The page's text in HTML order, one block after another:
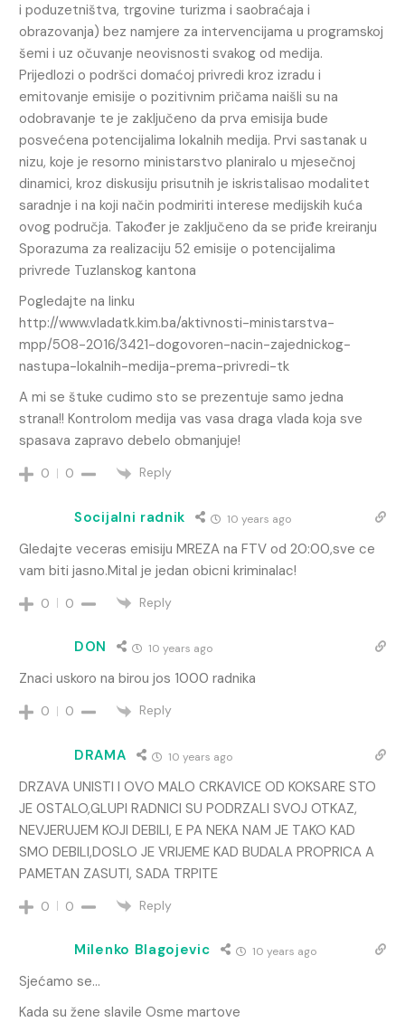
i poduzetništva, trgovine turizma i saobraćaja i
obrazovanja) bez namjere za intervencijama u programskoj
šemi i uz očuvanje neovisnosti svakog od medija.
Prijedlozi o podršci domaćoj privredi kroz izradu i
emitovanje emisije o pozitivnim pričama naišli su na
odobravanje te je zaključeno da prva emisija bude
posvećena potencijalima lokalnih medija. Prvi sastanak u
nizu, koje je resorno ministarstvo planiralo u mjesečnoj
dinamici, kroz diskusiju prisutnih je iskristalisao modalitet
saradnje i na koji način podmiriti interese medijskih kuća
ovog područja. Također je zaključeno da se priđe kreiranju
Sporazuma za realizaciju 52 emisije o potencijalima
privrede Tuzlanskog kantona
Pogledajte na linku
http://www.vladatk.kim.ba/aktivnosti-ministarstva-
mpp/508-2016/3421-dogovoren-nacin-zajednickog-
nastupa-lokalnih-medija-prema-privredi-tk
A mi se štuke cudimo sto se prezentuje samo jedna
strana!! Kontrolom medija vas vasa draga vlada koja sve
spasava zapravo debelo obmanjuje!
0 0 Reply
Socijalni radnik 10 years ago
Gledajte veceras emisiju MREZA na FTV od 20:00,sve ce
vam biti jasno.Mital je jedan obicni kriminalac!
0 0 Reply
DON 10 years ago
Znaci uskoro na birou jos 1000 radnika
0 0 Reply
DRAMA 10 years ago
DRZAVA UNISTI I OVO MALO CRKAVICE OD KOKSARE STO
JE 0STALO,GLUPI RADNICI SU PODRZALI SVOJ OTKAZ,
NEVJERUJEM KOJI DEBILI, E PA NEKA NAM JE TAKO KAD
SMO DEBILI,DOSLO JE VRIJEME KAD BUDALA PROPRICA A
PAMETAN ZASUTI, SADA TRPITE
0 0 Reply
Milenko Blagojevic 10 years ago
Sjećamo se…
Kada su žene slavile Osme martove